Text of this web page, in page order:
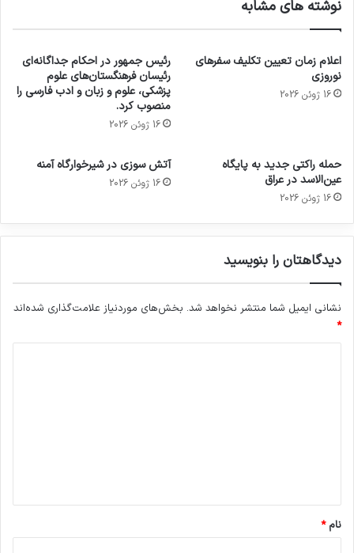
نوشته های مشابه
اعلام زمان تعیین تکلیف سفرهای
نوروزی
16 ژوئن 2026
رئیس جمهور در احکام جداگانه‌ای
رئیسان فرهنگستان‌های علوم
پزشکی، علوم و زبان و ادب فارسی را
منصوب کرد.
16 ژوئن 2026
حمله راکتی جدید به پایگاه
عین‌الاسد در عراق
16 ژوئن 2026
آتش سوزی در شیرخوارگاه آمنه
16 ژوئن 2026
دیدگاهتان را بنویسید
نشانی ایمیل شما منتشر نخواهد شد. بخش‌های موردنیاز علامت‌گذاری شده‌اند
*
نام*